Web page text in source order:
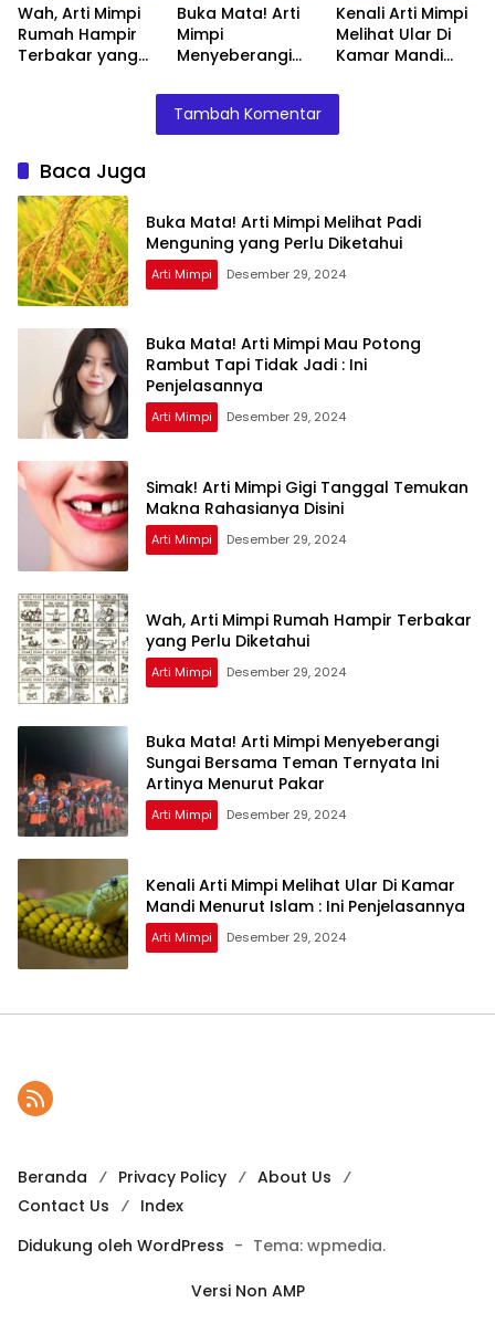
Wah, Arti Mimpi
Rumah Hampir
Terbakar yang
Buka Mata! Arti
Mimpi
Menyeberangi
Teman Ternyata
Ini Artinya
Menurut Pakar
Kenali Arti Mimpi
Melihat Ular Di
Kamar Mandi
Ini Penjelasannya
Tambah Komentar
Baca Juga
Buka Mata! Arti Mimpi Melihat Padi
Menguning yang Perlu Diketahui
Arti Mimpi Desember 29, 2024
Buka Mata! Arti Mimpi Mau Potong
Rambut Tapi Tidak Jadi : Ini
Penjelasannya
Arti Mimpi Desember 29, 2024
Simak! Arti Mimpi Gigi Tanggal Temukan
Makna Rahasianya Disini
Arti Mimpi Desember 29, 2024
Wah, Arti Mimpi Rumah Hampir Terbakar
yang Perlu Diketahui
Arti Mimpi Desember 29, 2024
Buka Mata! Arti Mimpi Menyeberangi
Sungai Bersama Teman Ternyata Ini
Artinya Menurut Pakar
Arti Mimpi Desember 29, 2024
Kenali Arti Mimpi Melihat Ular Di Kamar
Mandi Menurut Islam : Ini Penjelasannya
Arti Mimpi Desember 29, 2024
Beranda Privacy Policy
About Us
Contact Us
Index
Didukung oleh WordPress - Tema: wpmedia.
Versi Non AMP